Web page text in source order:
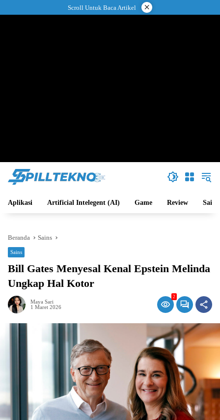
ke
Scroll Untuk Baca Artikel ×
Aplikasi Artificial Intelegent (AI) Game Review Sains
Beranda Sains
Sains
Bill Gates Menyesal Kenal Epstein Melinda
Ungkap Hal Kotor
Maya Sari
1 Maret 2026
2